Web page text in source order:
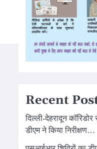
Recent
दिल्ली-देहरादून
डीएम ने किया निरीक्षण…